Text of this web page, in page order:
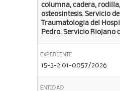
columna, cadera,
osteosintesis. Servicio
Traumatologia del
Pedro. Servicio Riojano
EXPEDIENTE
15-3-2.01-0057/2026
ENTIDAD